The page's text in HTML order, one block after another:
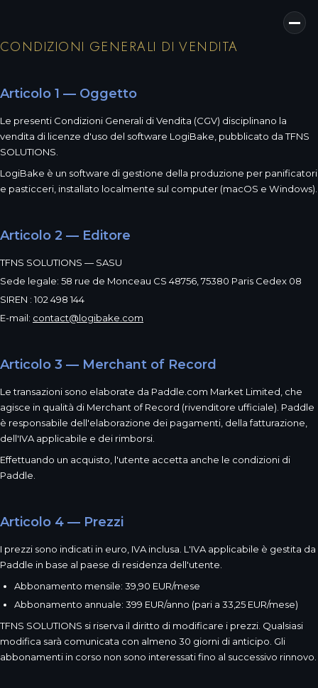
CONDIZIONI GENERALI DI VENDITA
Articolo 1 — Oggetto
Le presenti Condizioni Generali di Vendita (CGV) disciplinano la
vendita di licenze d'uso del software LogiBake, pubblicato da TFNS
SOLUTIONS.
LogiBake è un software di gestione della produzione per panificatori
e pasticceri, installato localmente sul computer (macOS e Windows).
Articolo 2 — Editore
TFNS SOLUTIONS — SASU
Sede legale: 58 rue de Monceau CS 48756, 75380 Paris Cedex 08
SIREN : 102 498 144
E-mail: contact@logibake.com
Articolo 3 — Merchant of Record
Le transazioni sono elaborate da Paddle.com Market Limited, che
agisce in qualità di Merchant of Record (rivenditore ufficiale). Paddle
è responsabile dell'elaborazione dei pagamenti, della fatturazione,
dell'IVA applicabile e dei rimborsi.
Effettuando un acquisto, l'utente accetta anche le condizioni di
Paddle.
Articolo 4 — Prezzi
I prezzi sono indicati in euro, IVA inclusa. L'IVA applicabile è gestita da
Paddle in base al paese di residenza dell'utente.
Abbonamento mensile: 39,90 EUR/mese
Abbonamento annuale: 399 EUR/anno (pari a 33,25 EUR/mese)
TFNS SOLUTIONS si riserva il diritto di modificare i prezzi. Qualsiasi
modifica sarà comunicata con almeno 30 giorni di anticipo. Gli
abbonamenti in corso non sono interessati fino al successivo rinnovo.